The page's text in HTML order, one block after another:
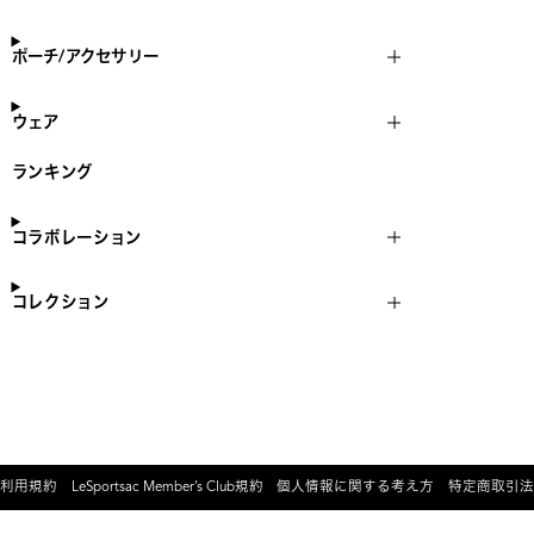
ポーチ/アクセサリー
ウェア
ランキング
コラボレーション
コレクション
利用規約 LeSportsac Member’s Club規約 個人情報に関する考え方 特定商取引